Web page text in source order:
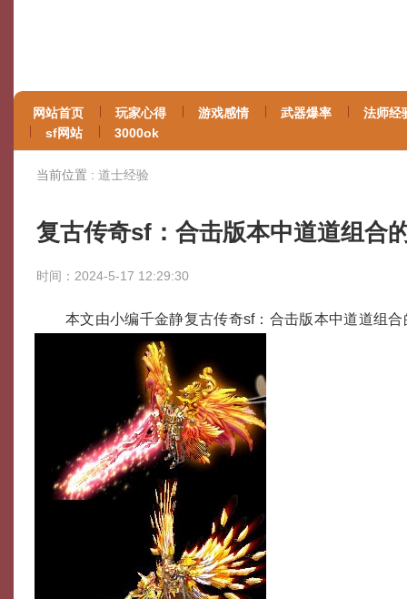
网站首页 玩家心得 游戏感情 武器爆率
法师经
sf网站
3000ok
当前位置 : 道士经验
复古传奇sf：合击版本中道道组合
时间：2024-5-17 12:29:30
本文由小编千金静复古传奇sf：合击版本中道道组